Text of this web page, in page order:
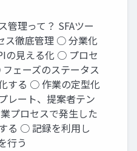
管理って？ SFAツー
徹底管理 ○ 分業化
の⾒える化 ○ プロセ
ェーズのステータス
する ○ 作業の定型化
レート、提案者テン
プロセスで発⽣した
る ○ 記録を利⽤し
⾏う